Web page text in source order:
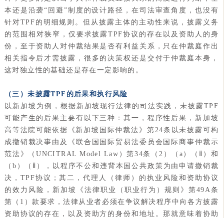
本还是沿袭“回避”制度的设计路径，在司法审查角度，也没有
针对TPF的明细规则。但从披露主体的主动性来说，披露义务
的范围相对狭窄，仅要求披露TPF协议的存在以及资助人的身
份，至于资助人对仲裁结果是否有利益关系，只在仲裁庭作出
相关指令后才需披露，很多的决策权还是交付于仲裁庭本身，
这对独立性的基础还是存在一定影响的。
（三）未披露TPF的后果和执行风险
以新加坡为例，根据新加坡现行法律的司法实践，未披露TPF
可能产生的后果主要有以下三种：其一，程序性后果，新加坡
高等法院可能依据《新加坡国际仲裁法》第24条以未披露可构
成撤销裁决事由及《联合国国际贸易法委员会国际商事仲裁示
范法》（UNCITRAL Model Law）第34条（2）（a）（ⅱ）和
（b）（ⅱ），以程序不公和违背本国公共政策为由申请撤销裁
决，TPF协议；其二，代理人（律师）的执业风险和资助协议
的效力风险，新加坡《法律职业（职业行为）规则》第49A条
第（1）款要求，法律从业者必须在争议解决程序中向各方披露
资助协议的存在，以及资助方的身份和地址。那就意味着协助